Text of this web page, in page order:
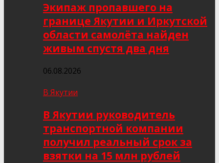
Экипаж пропавшего на
границе Якутии и Иркутской
области самолёта найден
живым спустя два дня
06.08.2026
В Якутии
В Якутии руководитель
транспортной компании
получил реальный срок за
взятки на 15 млн рублей